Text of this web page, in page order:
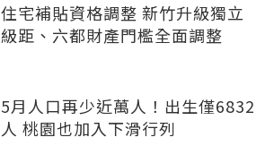
住宅補貼資格調整 新竹升級獨立
級距、六都財產門檻全面調整
5月人口再少近萬人！出生僅6832
人 桃園也加入下滑行列